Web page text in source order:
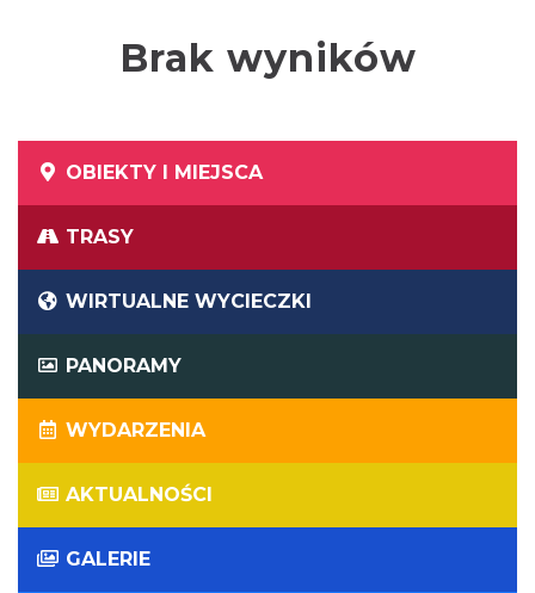
Brak wyników
OBIEKTY I MIEJSCA
TRASY
WIRTUALNE WYCIECZKI
PANORAMY
WYDARZENIA
AKTUALNOŚCI
GALERIE